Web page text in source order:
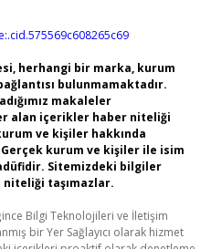
herhangi bir marka, kurum
bulunmamaktadır.
makaleler
alan içerikler haber niteliği
ve kişiler hakkında
Gerçek kurum ve kişiler ile isim
Sitemizdeki bilgiler
taşımazlar.
Bilgi Teknolojileri ve İletişim
bir Yer Sağlayıcı olarak hizmet